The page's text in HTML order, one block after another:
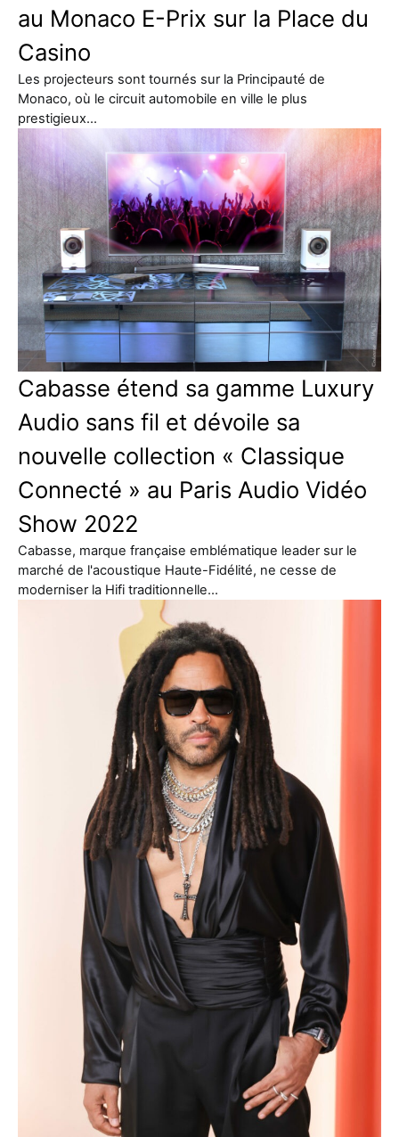
au Monaco E-Prix sur la Place du
Casino
Les projecteurs sont tournés sur la Principauté de
Monaco, où le circuit automobile en ville le plus
prestigieux…
Cabasse étend sa gamme Luxury
Audio sans fil et dévoile sa
nouvelle collection « Classique
Connecté » au Paris Audio Vidéo
Show 2022
Cabasse, marque française emblématique leader sur le
marché de l'acoustique Haute-Fidélité, ne cesse de
moderniser la Hifi traditionnelle…